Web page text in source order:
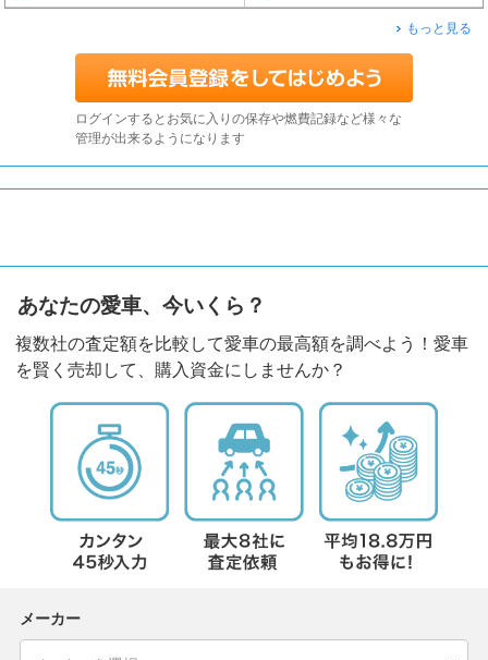
もっと見る
ログインするとお気に入りの保存や燃費記録など様々な
管理が出来るようになります
あなたの愛車、今いくら？
複数社の査定額を比較して愛車の最高額を調べよう！愛車
を賢く売却して、購入資金にしませんか？
メーカー